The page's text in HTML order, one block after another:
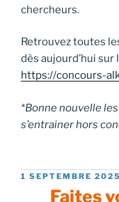
chercheurs.
Retrouvez toutes
dès aujourd’hui sur
https://concours-
*Bonne nouvelle
s’entrainer hors
PUBLIÉ
1 SEPTEMBRE 2025
Faites